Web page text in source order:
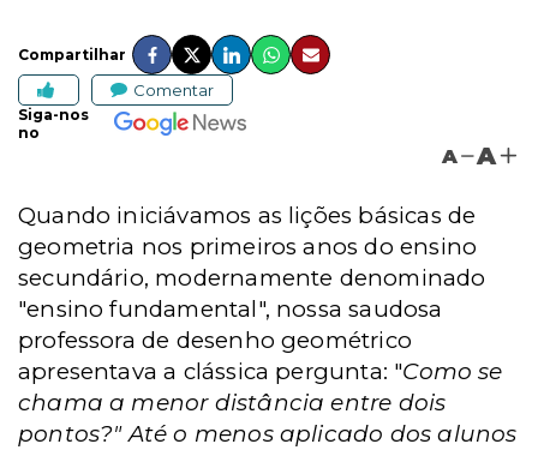
Compartilhar
Comentar
Siga-nos
no
A A
Quando iniciávamos as lições básicas de
geometria nos primeiros anos do ensino
secundário, modernamente denominado
"ensino fundamental", nossa saudosa
professora de desenho geométrico
apresentava a clássica pergunta: "Como se
chama a menor distância entre dois
pontos?" Até o menos aplicado dos alunos